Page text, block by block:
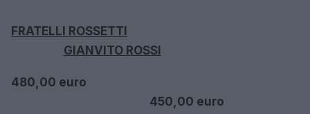
FRATELLI ROSSETTI
GIANVITO ROSSI
480,00 euro
450,00 euro